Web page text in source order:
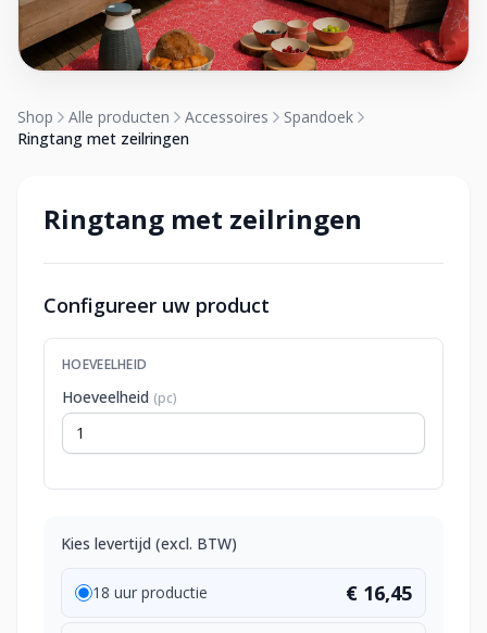
Shop Alle producten Accessoires
Spandoek
Ringtang met zeilringen
Ringtang met zeilringen
Configureer uw product
HOEVEELHEID
Hoeveelheid (pc)
Kies levertijd (excl. BTW)
18 uur productie € 16,45